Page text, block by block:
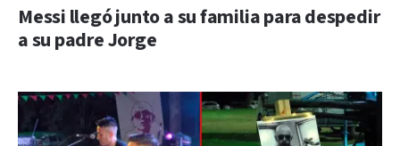
Messi llegó junto a su familia para despedir
a su padre Jorge